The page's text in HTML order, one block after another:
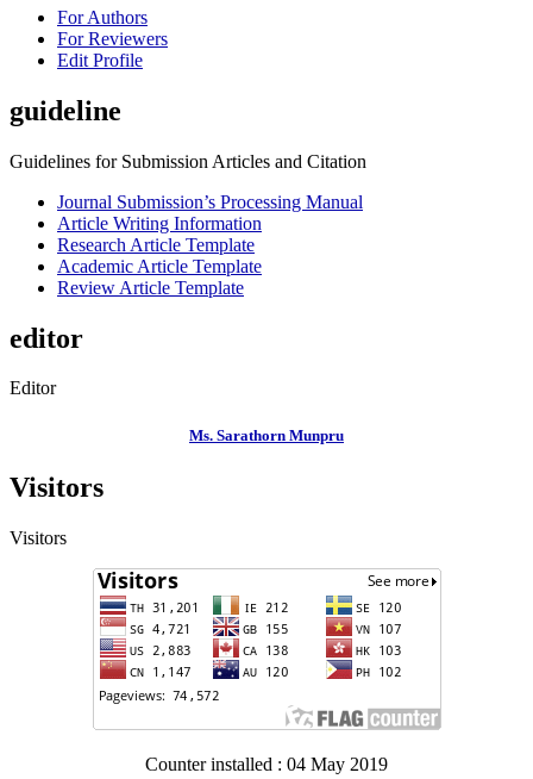
For Authors
For Reviewers
Edit Profile
guideline
Guidelines for Submission Articles and Citation
Journal Submission’s Processing Manual
Article Writing Information
Research Article Template
Academic Article Template
Review Article Template
editor
Editor
Ms. Sarathorn Munpru
Visitors
Visitors
Counter installed : 04 May 2019